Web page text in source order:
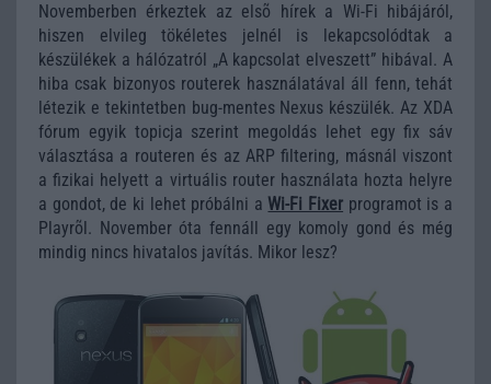
Novemberben érkeztek az elsõ hírek a Wi-Fi hibájáról,
hiszen elvileg tökéletes jelnél is lekapcsolódtak a
készülékek a hálózatról „A kapcsolat elveszett” hibával. A
hiba csak bizonyos routerek használatával áll fenn, tehát
létezik e tekintetben bug-mentes Nexus készülék. Az XDA
fórum egyik topicja szerint megoldás lehet egy fix sáv
választása a routeren és az ARP filtering, másnál viszont
a fizikai helyett a virtuális router használata hozta helyre
a gondot, de ki lehet próbálni a Wi-Fi Fixer programot is a
Playrõl. November óta fennáll egy komoly gond és még
mindig nincs hivatalos javítás. Mikor lesz?